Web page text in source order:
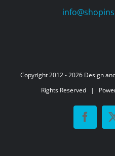
Copyright 2012 -2026 Design
Rights Reserved |